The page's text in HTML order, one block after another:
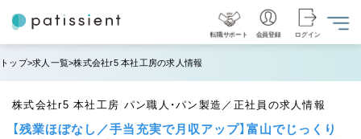
転職サポート 会員登録 ログイン
トップ 求人一覧 株式会社r5 本社工房の求人情報
株式会社r5 本社工房 パン職人・パン製造／正社員の求人情報
【残業ほぼなし／手当充実で月収アップ】富山でじっくり